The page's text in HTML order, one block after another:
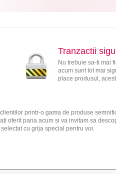
Tranzactii
Nu trebuie sa-ti mai
acum sunt tot mai
place produsul,
printr-o gama de produse
oferit pana acum si va invitam sa
cu grija special pentru voi.